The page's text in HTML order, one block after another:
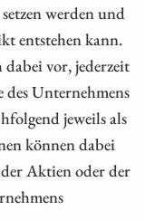
werden und
entstehen kann.
dabei vor, jederzeit
Unternehmens
jeweils als
können dabei
Aktien oder der